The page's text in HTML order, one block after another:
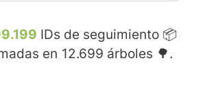
IDs de seguimiento 📦
en 12.699 árboles 🌳.